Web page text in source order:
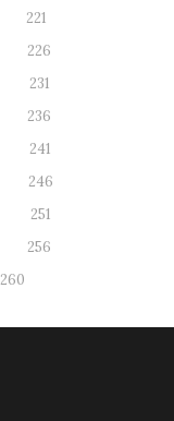
221
226
231
236
241
246
251
256
260